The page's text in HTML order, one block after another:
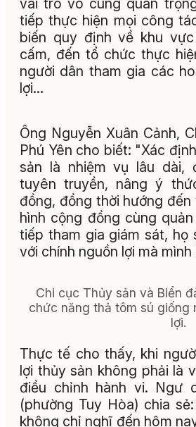
vai trò vô cùng quan
tiếp thực hiện mọi công
biến quy định về khu
cấm, đến tổ chức thực
người dân tham gia các
lợi…
Ông Nguyễn Xuân Cảnh,
Phú Yên cho biết: "Xác
sản là nhiệm vụ lâu dài,
tuyên truyền, nâng ý
đồng, đồng thời hướng
hình cộng đồng cùng
tiếp tham gia giám sát, họ
với chính nguồn lợi mà
Chi cục Thủy sản và Biển
chức năng thả tôm sú giống
lợi.
Thực tế cho thấy, khi
lợi thủy sản không phải là
điều chỉnh hành vi. Ngư
(phường Tuy Hòa) chia
không chỉ nghĩ đến hôm